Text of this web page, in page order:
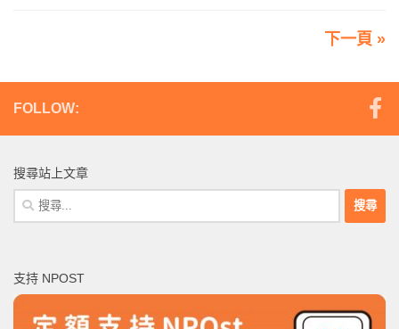
下一頁 »
FOLLOW:
搜尋站上文章
搜
尋
字:
支持 NPOST